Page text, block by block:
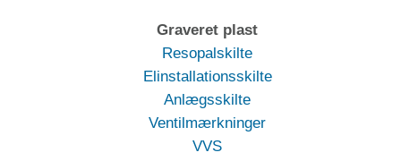
Graveret plast
Resopalskilte
Elinstallationsskilte
Anlægsskilte
Ventilmærkninger
VVS